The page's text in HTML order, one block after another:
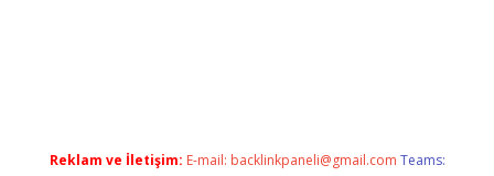
Reklam ve İletişim: E-mail: backlinkpaneli@gmail.com Teams: